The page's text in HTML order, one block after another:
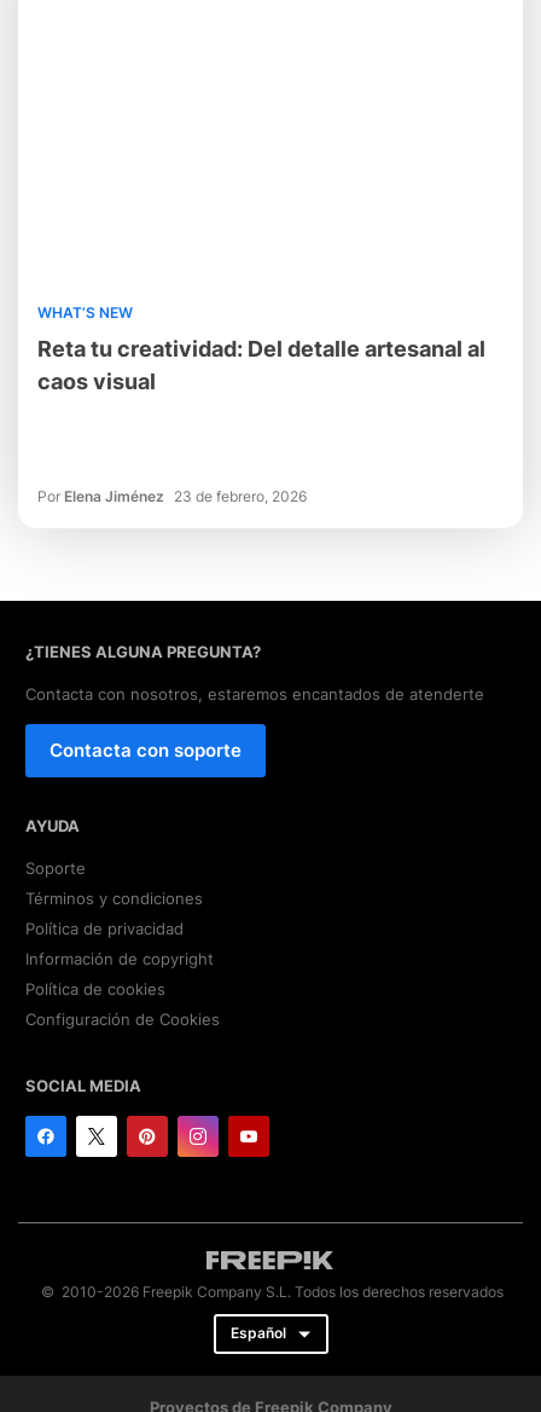
WHAT’S NEW
Reta tu creatividad: Del detalle artesanal al
caos visual
Por Elena Jiménez 23 de febrero, 2026
¿TIENES ALGUNA PREGUNTA?
Contacta con nosotros, estaremos encantados de atenderte
Contacta con soporte
AYUDA
Soporte
Términos y condiciones
Política de privacidad
Información de copyright
Política de cookies
Configuración de Cookies
SOCIAL MEDIA
© 2010-2026 Freepik Company S.L. Todos los derechos reservados
Español
Proyectos de Freepik Company